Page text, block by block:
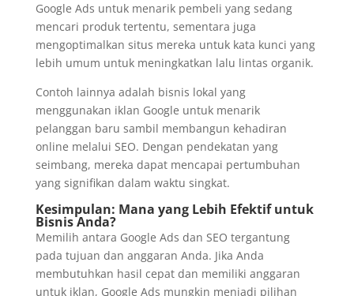
Google Ads untuk menarik pembeli yang sedang
mencari produk tertentu, sementara juga
mengoptimalkan situs mereka untuk kata kunci yang
lebih umum untuk meningkatkan lalu lintas organik.
Contoh lainnya adalah bisnis lokal yang
menggunakan iklan Google untuk menarik
pelanggan baru sambil membangun kehadiran
online melalui SEO. Dengan pendekatan yang
seimbang, mereka dapat mencapai pertumbuhan
yang signifikan dalam waktu singkat.
Kesimpulan: Mana yang Lebih Efektif untuk
Bisnis Anda?
Memilih antara Google Ads dan SEO tergantung
pada tujuan dan anggaran Anda. Jika Anda
membutuhkan hasil cepat dan memiliki anggaran
untuk iklan, Google Ads mungkin menjadi pilihan